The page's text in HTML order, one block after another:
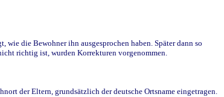
die Bewohner ihn ausgesprochen haben. Später dann so
richtig ist, wurden Korrekturen vorgenommen.
der Eltern, grundsätzlich der deutsche Ortsname eingetragen.